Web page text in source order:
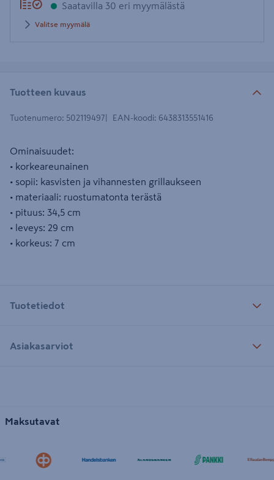
Saatavilla 30 eri myymälästä
Valitse myymälä
Tuotteen kuvaus
Tuotenumero: 502119497 EAN-koodi: 6438313551416
Ominaisuudet:
• korkeareunainen
• sopii: kasvisten ja vihannesten grillaukseen
• materiaali: ruostumatonta terästä
• pituus: 34,5 cm
• leveys: 29 cm
• korkeus: 7 cm
Tuotetiedot
Asiakasarviot
Maksutavat